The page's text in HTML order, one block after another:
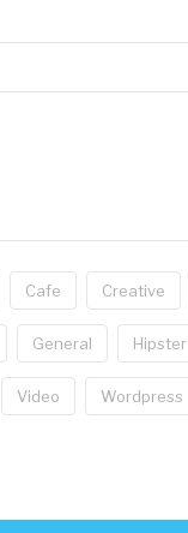
Cafe Creative
General Hipster
Video Wordpress